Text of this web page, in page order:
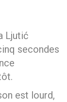
Ljutić
secondes
est lourd,